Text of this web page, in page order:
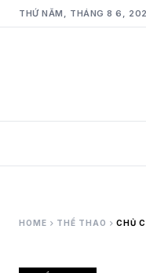
THỨ NĂM, THÁNG 8 6,
HOME chevron_right THỂ THAO chevron_right CHỦ